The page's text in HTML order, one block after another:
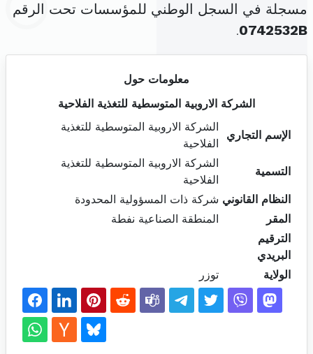
مسجلة في السجل الوطني للمؤسسات تحت الرقم
0742532B
.
معلومات حول
الشركة الاروبية المتوسطية للتغذية الفلاحية
الإسم التجاري
الشركة الاروبية المتوسطية للتغذية
الفلاحية
التسمية
الشركة الاروبية المتوسطية للتغذية
الفلاحية
النظام القانوني شركة ذات المسؤولية المحدودة
المقر
المنطقة الصناعية نفطة
الترقيم
البريدي
الولاية
توزر